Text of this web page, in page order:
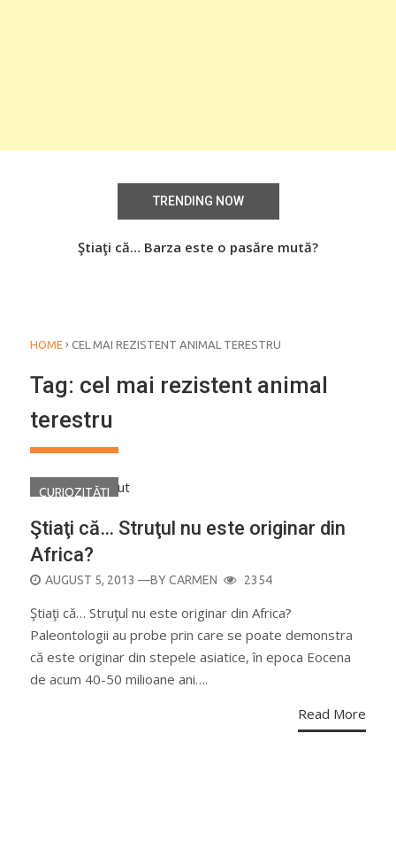
TRENDING NOW
Ştiaţi că… Barza este o pasăre mută?
HOME › CEL MAI REZISTENT ANIMAL TERESTRU
Tag: cel mai rezistent animal
terestru
CURIOZITĂŢI
Ştiaţi că… Struţul nu este originar din
Africa?
POSTED
AUGUST 5, 2013 —BYCARMEN 2354
Ştiaţi că… Struţul nu este originar din Africa?
Paleontologii au probe prin care se poate demonstra
că este originar din stepele asiatice, în epoca Eocena
de acum 40-50 milioane ani….
Read More